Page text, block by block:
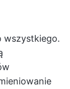
wszystkiego.